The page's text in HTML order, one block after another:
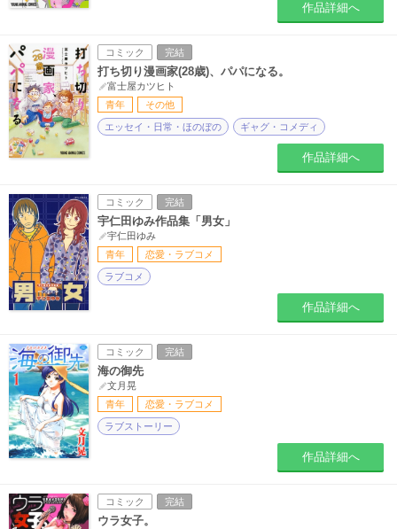
作品詳細へ
コミック 完結
打ち切り漫画家(28歳)、パパになる。
富士屋カツヒト
青年
その他
エッセイ・日常・ほのぼの ギャグ・コメディ
作品詳細へ
コミック 完結
宇仁田ゆみ作品集「男女」
宇仁田ゆみ
青年
恋愛・ラブコメ
ラブコメ
作品詳細へ
コミック 完結
海の御先
文月晃
青年
恋愛・ラブコメ
ラブストーリー
作品詳細へ
コミック 完結
ウラ女子。